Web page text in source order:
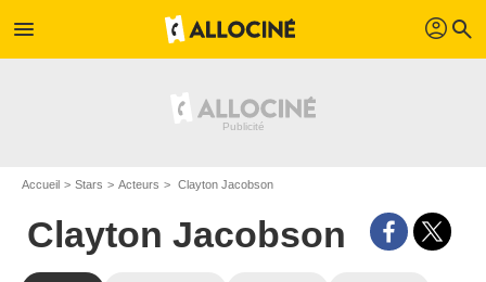
menu profil search
Accueil Stars Acteurs Clayton Jacobson
Clayton Jacobson